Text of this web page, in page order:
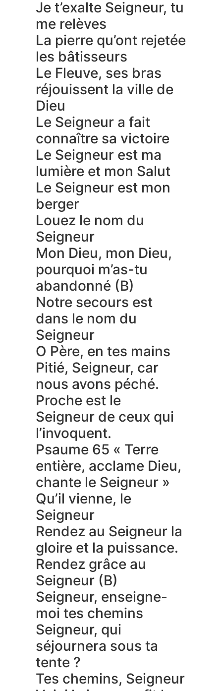
Je t’exalte Seigneur, tu
me relèves
La pierre qu’ont rejetée
les bâtisseurs
Le Fleuve, ses bras
réjouissent la ville de
Dieu
Le Seigneur a fait
connaître sa victoire
Le Seigneur est ma
lumière et mon Salut
Le Seigneur est mon
berger
Louez le nom du
Seigneur
Mon Dieu, mon Dieu,
pourquoi m’as-tu
abandonné (B)
Notre secours est
dans le nom du
Seigneur
O Père, en tes mains
Pitié, Seigneur, car
nous avons péché.
Proche est le
Seigneur de ceux qui
l’invoquent.
Psaume 65 « Terre
entière, acclame Dieu,
chante le Seigneur »
Qu’il vienne, le
Seigneur
Rendez au Seigneur la
gloire et la puissance.
Rendez grâce au
Seigneur (B)
Seigneur, enseigne-
moi tes chemins
Seigneur, qui
séjournera sous ta
tente ?
Tes chemins, Seigneur